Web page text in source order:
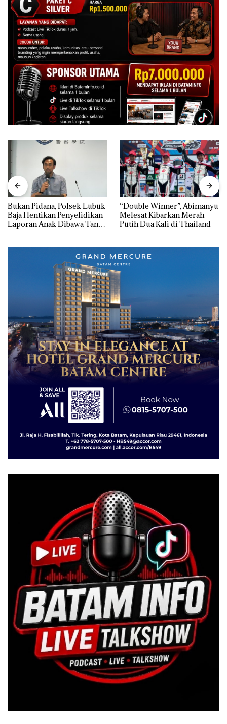
Bukan Pidana, Polsek Lubuk
Baja Hentikan Penyelidikan
Laporan Anak Dibawa Tanpa
“Double Winner”, Abimanyu
Melesat Kibarkan Merah
Putih Dua Kali di Thailand